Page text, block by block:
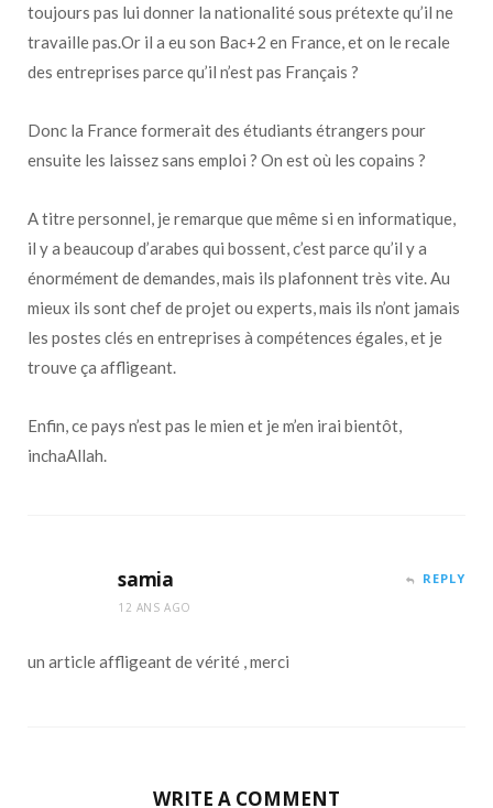
toujours pas lui donner la nationalité sous prétexte qu’il ne
travaille pas.Or il a eu son Bac+2 en France, et on le recale
des entreprises parce qu’il n’est pas Français ?
Donc la France formerait des étudiants étrangers pour
ensuite les laissez sans emploi ? On est où les copains ?
A titre personnel, je remarque que même si en informatique,
il y a beaucoup d’arabes qui bossent, c’est parce qu’il y a
énormément de demandes, mais ils plafonnent très vite. Au
mieux ils sont chef de projet ou experts, mais ils n’ont jamais
les postes clés en entreprises à compétences égales, et je
trouve ça affligeant.
Enfin, ce pays n’est pas le mien et je m’en irai bientôt,
inchaAllah.
samia
12 ANS AGO
REPLY
un article affligeant de vérité , merci
WRITE A COMMENT